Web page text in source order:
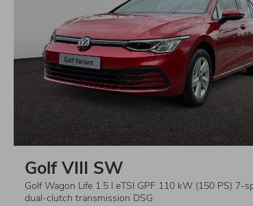
Golf VIII SW
Golf Wagon Life 1.5 l eTSI GPF 110 kW (150 PS) 7-
dual-clutch transmission DSG